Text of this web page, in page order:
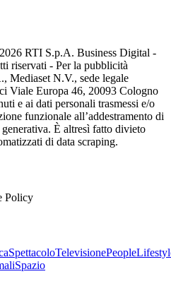
2026 RTI S.p.A. Business Digital -
riservati - Per la pubblicità
Mediaset N.V., sede legale
Viale Europa 46, 20093 Cologno
e ai dati personali trasmessi e/o
funzionale all’addestramento di
È altresì fatto divieto
di data scraping.
Policy
SpettacoloTelevisionePeople
Spazio